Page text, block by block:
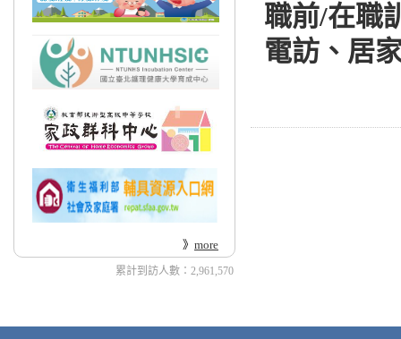
》 more
累計到訪人數：2,961,570
職前/在職
電訪、居